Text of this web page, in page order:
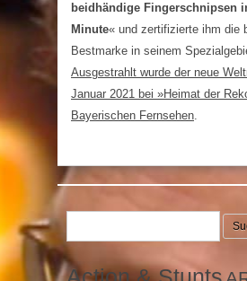
beidhändige Fingerschnipsen
Minute« und zertifizierte ihm die
Bestmarke in seinem
Ausgestrahlt wurde der neue
Januar 2021 bei »Heimat der
Bayerischen Fernsehen.
Suchen